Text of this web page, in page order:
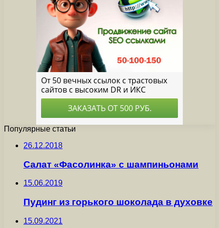
Популярные статьи
26.12.2018
Салат «Фасолинка» с шампиньонами
15.06.2019
Пудинг из горького шоколада в духовке
15.09.2021